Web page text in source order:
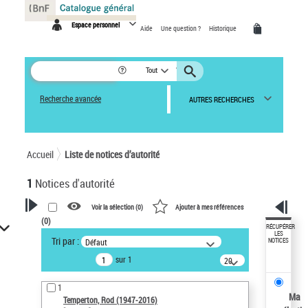
Espace personnel Aide Une question ? Historique
Tout
Recherche avancée AUTRES RECHERCHES
Accueil Liste de notices d’autorité
1 Notices d'autorité
VOTRE RECHERCHE
Recherche avancée dans les
notices d’autorité
Œuvres liées à l'auteur :
Temperton, Rod (1947-2016)
Voir la sélection (0) Ajouter à mes références
(0)
Tri par : Défaut
sur 1
20
résultats/page
1
Temperton, Rod (1947-2016)
RÉCUPÉRER
LES
NOTICES
Ma
Panneau de gestion des cookies